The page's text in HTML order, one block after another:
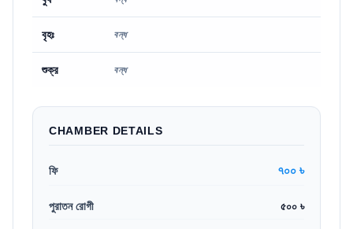
বৃহঃ বন্ধ
শুক্র বন্ধ
CHAMBER DETAILS
ফি ৭০০ ৳
পুরাতন রোগী ৫০০ ৳